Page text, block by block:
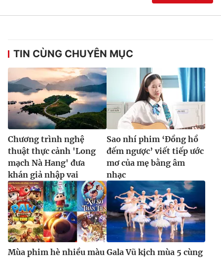
TIN CÙNG CHUYÊN MỤC
Chương trình nghệ
thuật thực cảnh 'Long
mạch Nà Hang' đưa
khán giả nhập vai
Sao nhí phim ‘Đồng hồ
đếm ngược’ viết tiếp ước
mơ của mẹ bằng âm
nhạc
Mùa phim hè nhiều màu Gala Vũ kịch mùa 5 cùng